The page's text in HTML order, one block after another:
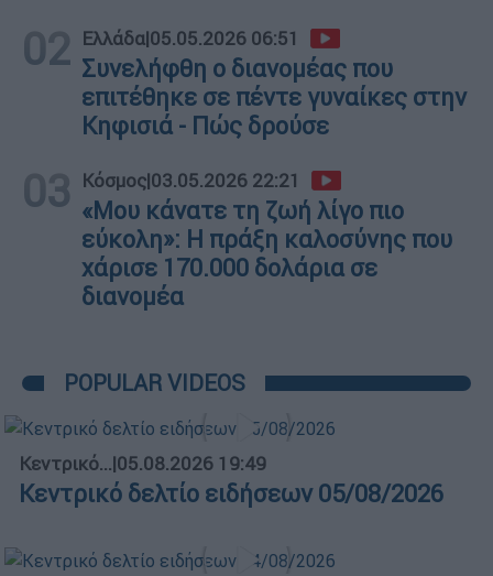
02 Ελλάδα|05.05.2026 06:51
Συνελήφθη ο διανομέας που
επιτέθηκε σε πέντε γυναίκες στην
Κηφισιά - Πώς δρούσε
03 Κόσμος|03.05.2026 22:21
«Μου κάνατε τη ζωή λίγο πιο
εύκολη»: Η πράξη καλοσύνης που
χάρισε 170.000 δολάρια σε
διανομέα
POPULAR VIDEOS
Κεντρικό...|05.08.2026 19:49
Κεντρικό δελτίο ειδήσεων 05/08/2026